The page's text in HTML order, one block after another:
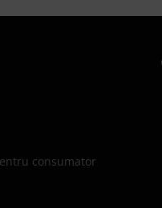
consumator